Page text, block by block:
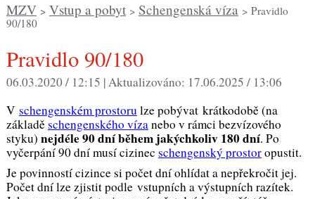
MZV> Vstup a pobyt> Schengenská víza> Pravidlo
90/180
Pravidlo 90/180
06.03.2020 / 12:15 |Aktualizováno: 17.06.2025 / 13:06
V schengenském prostoru lze pobývat krátkodobě (na
základěschengenského vízanebo v rámci bezvízového
styku) nejdéle 90 dní během jakýchkoliv 180 dní. Po
vyčerpání 90 dní musí cizinec schengenský prostoropustit.
Je povinností cizince si počet dní ohlídat a nepřekročit jej.
Počet dní lze zjistit podle vstupních a výstupních razítek.